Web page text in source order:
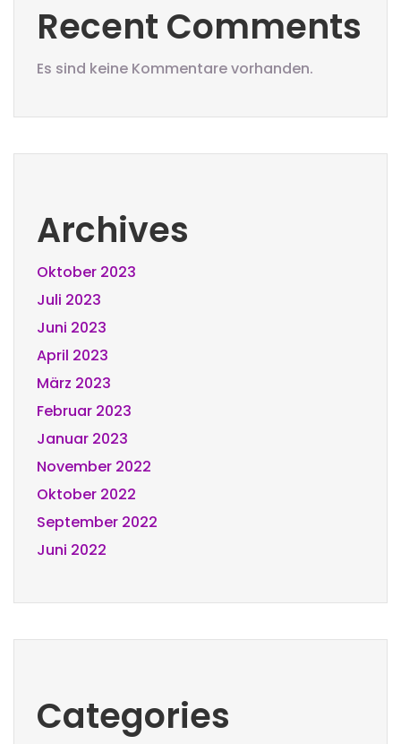
Recent Comments
Es sind keine Kommentare vorhanden.
Archives
Oktober 2023
Juli 2023
Juni 2023
April 2023
März 2023
Februar 2023
Januar 2023
November 2022
Oktober 2022
September 2022
Juni 2022
Categories